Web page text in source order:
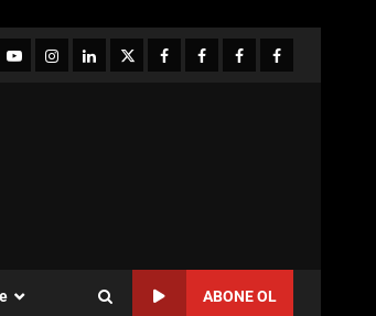
YouTubeInstagram
LinkedIntwitterfacebook-Facebook-
Facebook-Facebook-
ABONE OL